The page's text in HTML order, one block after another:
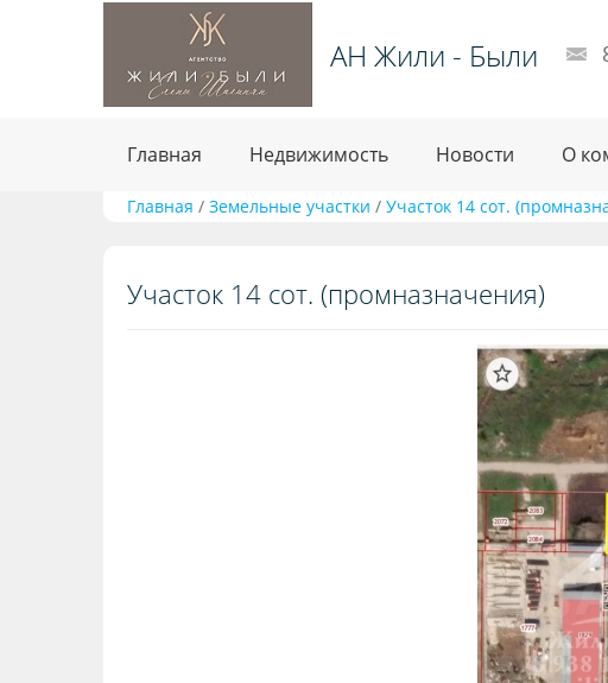
АН Жили - Были
Главная Недвижимость Новости О
Главная / Земельные участки / Участок 14 сот.
Участок 14 сот. (промназначения)